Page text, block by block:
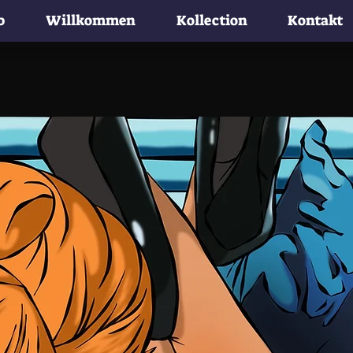
Willkommen Kollection Kontakt